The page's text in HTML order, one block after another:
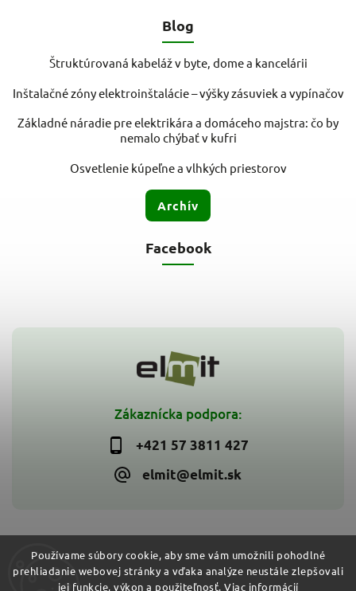
Používame súbory cookie, aby sme vám umožnili pohodlné
prehliadanie webovej stránky a vďaka analýze neustále zlepšovali
jej funkcie, výkon a použiteľnosť. Viac informácií
Zákaznícka podpora:
+421 57 3811 427
elmit@elmit.sk
Blog
Štruktúrovaná kabeláž v byte, dome a kancelárii
Inštalačné zóny elektroinštalácie – výšky zásuviek a vypínačov
Základné náradie pre elektrikára a domáceho majstra: čo by
nemalo chýbať v kufri
Osvetlenie kúpeľne a vlhkých priestorov
Archív
Facebook
Copyright 2026ELMIT - Elektroinštalačný materiál, svietidlá.